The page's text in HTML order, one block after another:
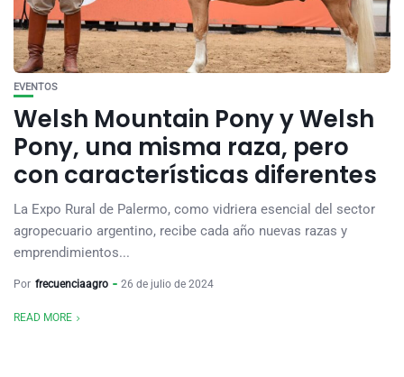
EVENTOS
Welsh Mountain Pony y Welsh
Pony, una misma raza, pero
con características diferentes
La Expo Rural de Palermo, como vidriera esencial del sector
agropecuario argentino, recibe cada año nuevas razas y
emprendimientos...
Por frecuenciaagro 26 de julio de 2024
READ MORE